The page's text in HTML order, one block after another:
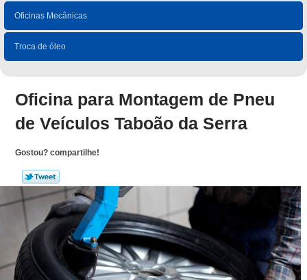
Oficinas Mecânicas
Troca de óleo
Oficina para Montagem de Pneu
de Veículos Taboão da Serra
Gostou? compartilhe!